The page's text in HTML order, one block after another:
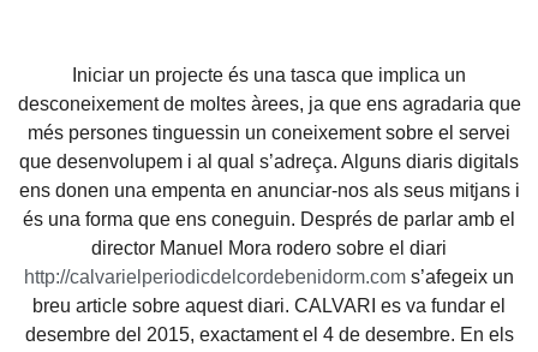
Iniciar un projecte és una tasca que implica un
desconeixement de moltes àrees, ja que ens agradaria que
més persones tinguessin un coneixement sobre el servei
que desenvolupem i al qual s’adreça. Alguns diaris digitals
ens donen una empenta en anunciar-nos als seus mitjans i
és una forma que ens coneguin. Després de parlar amb el
director Manuel Mora rodero sobre el diari
http://calvarielperiodicdelcordebenidorm.com s’afegeix un
breu article sobre aquest diari. CALVARI es va fundar el
desembre del 2015, exactament el 4 de desembre. En els